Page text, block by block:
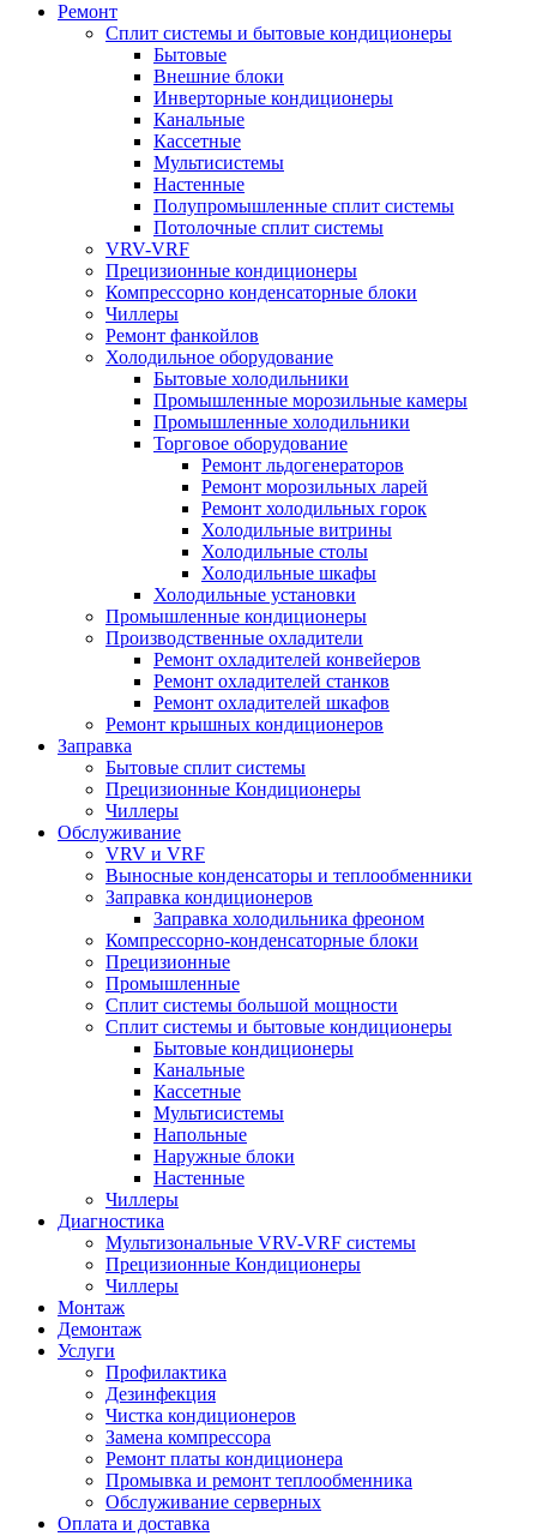
Ремонт
Сплит системы и бытовые кондиционеры
Бытовые
Внешние блоки
Инверторные кондиционеры
Канальные
Кассетные
Мультисистемы
Настенные
Полупромышленные сплит системы
Потолочные сплит системы
VRV-VRF
Прецизионные кондиционеры
Компрессорно конденсаторные блоки
Чиллеры
Ремонт фанкойлов
Холодильное оборудование
Бытовые холодильники
Промышленные морозильные камеры
Промышленные холодильники
Торговое оборудование
Ремонт льдогенераторов
Ремонт морозильных ларей
Ремонт холодильных горок
Холодильные витрины
Холодильные столы
Холодильные шкафы
Холодильные установки
Промышленные кондиционеры
Производственные охладители
Ремонт охладителей конвейеров
Ремонт охладителей станков
Ремонт охладителей шкафов
Ремонт крышных кондиционеров
Заправка
Бытовые сплит системы
Прецизионные Кондиционеры
Чиллеры
Обслуживание
VRV и VRF
Выносные конденсаторы и теплообменники
Заправка кондиционеров
Заправка холодильника фреоном
Компрессорно-конденсаторные блоки
Прецизионные
Промышленные
Сплит системы большой мощности
Сплит системы и бытовые кондиционеры
Бытовые кондиционеры
Канальные
Кассетные
Мультисистемы
Напольные
Наружные блоки
Настенные
Чиллеры
Диагностика
Мультизональные VRV-VRF системы
Прецизионные Кондиционеры
Чиллеры
Монтаж
Демонтаж
Услуги
Профилактика
Дезинфекция
Чистка кондиционеров
Замена компрессора
Ремонт платы кондиционера
Промывка и ремонт теплообменника
Обслуживание серверных
Оплата и доставка